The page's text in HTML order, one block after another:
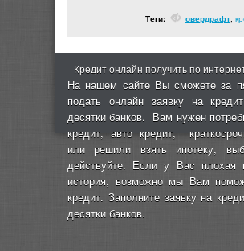
Теги: овердрафт
Кредит онлайн получить по
На нашем сайте Вы сможете за
подать онлайн заявку на
десятки банков. Вам нужен
кредит, авто кредит,
или решили взять ипотеку,
действуйте. Если у Вас плохая
история, возможно мы Вам
кредит. Заполните заявку на
десятки банков.